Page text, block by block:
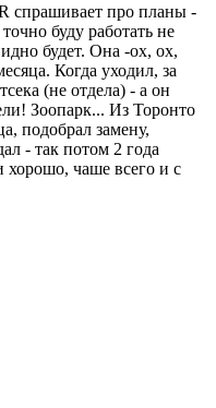
спрашивает про планы -
буду работать не
будет. Она -ох, ох,
Когда уходил, за
(не отдела) - а он
Зоопарк... Из Торонто
подобрал замену,
- так потом 2 года
хорошо, чаше всего и с